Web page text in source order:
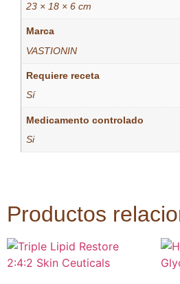
23 × 18 × 6 cm
Marca
VASTIONIN
Requiere receta
Sí
Medicamento controlado
Si
Productos